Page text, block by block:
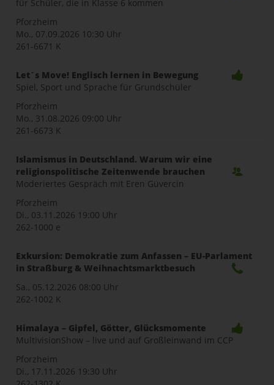
für Schüler, die in Klasse 6 kommen
Pforzheim
Mo., 07.09.2026 10:30 Uhr
261-6671 K
Let´s Move! Englisch lernen in Bewegung
Spiel, Sport und Sprache für Grundschüler
Pforzheim
Mo., 31.08.2026 09:00 Uhr
261-6673 K
Islamismus in Deutschland. Warum wir eine
religionspolitische Zeitenwende brauchen
Moderiertes Gespräch mit Eren Güvercin
Pforzheim
Di., 03.11.2026 19:00 Uhr
262-1000 e
Exkursion: Demokratie zum Anfassen – EU-Parlament
in Straßburg & Weihnachtsmarktbesuch
Sa., 05.12.2026 08:00 Uhr
262-1002 K
Himalaya – Gipfel, Götter, Glücksmomente
MultivisionShow – live und auf Großleinwand im CCP
Pforzheim
Di., 17.11.2026 19:30 Uhr